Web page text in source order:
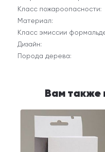
Класс пожароопасности:
Материал:
Класс эмиссии
Дизайн:
Порода дерева:
Вам также